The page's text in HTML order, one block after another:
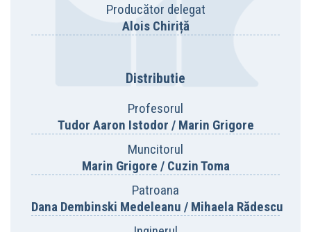
Producător delegat
Alois Chiriță
Distributie
Profesorul
Tudor Aaron Istodor / Marin Grigore
Muncitorul
Marin Grigore / Cuzin Toma
Patroana
Dana Dembinski Medeleanu / Mihaela Rădescu